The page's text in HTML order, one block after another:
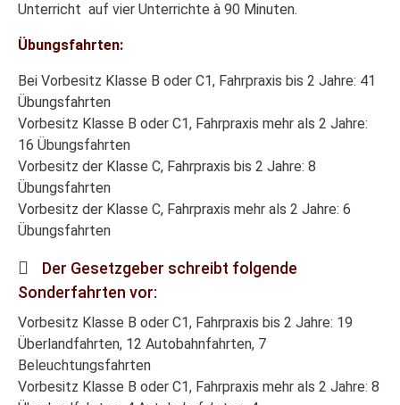
Unterricht auf vier Unterrichte à 90 Minuten.
Übungsfahrten:
Bei Vorbesitz Klasse B oder C1, Fahrpraxis bis 2 Jahre: 41
Übungsfahrten
Vorbesitz Klasse B oder C1, Fahrpraxis mehr als 2 Jahre:
16 Übungsfahrten
Vorbesitz der Klasse C, Fahrpraxis bis 2 Jahre: 8
Übungsfahrten
Vorbesitz der Klasse C, Fahrpraxis mehr als 2 Jahre: 6
Übungsfahrten
Der Gesetzgeber schreibt folgende
Sonderfahrten vor:
Vorbesitz Klasse B oder C1, Fahrpraxis bis 2 Jahre: 19
Überlandfahrten, 12 Autobahnfahrten, 7
Beleuchtungsfahrten
Vorbesitz Klasse B oder C1, Fahrpraxis mehr als 2 Jahre: 8